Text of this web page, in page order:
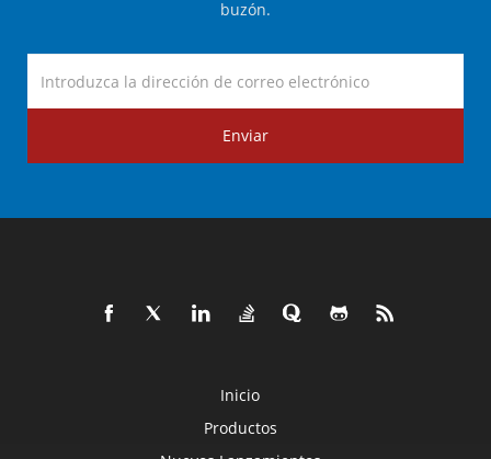
buzón.
Enviar
Inicio
Productos